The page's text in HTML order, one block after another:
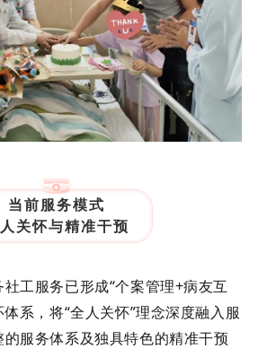
当前服务模式
关怀与精准干预
工服务已形成“个案管理+病友互
系，将“全人关怀”理念深度融入服
服务体系及独具特色的精准干预